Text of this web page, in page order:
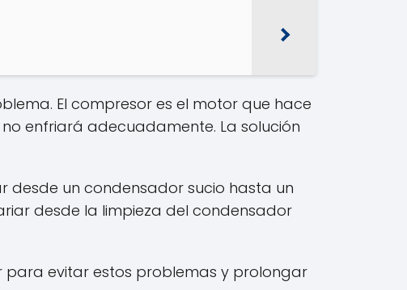
El compresor es el motor que hace
enfriará adecuadamente. La solución
desde un condensador sucio hasta un
desde la limpieza del condensador
para evitar estos problemas y prolongar